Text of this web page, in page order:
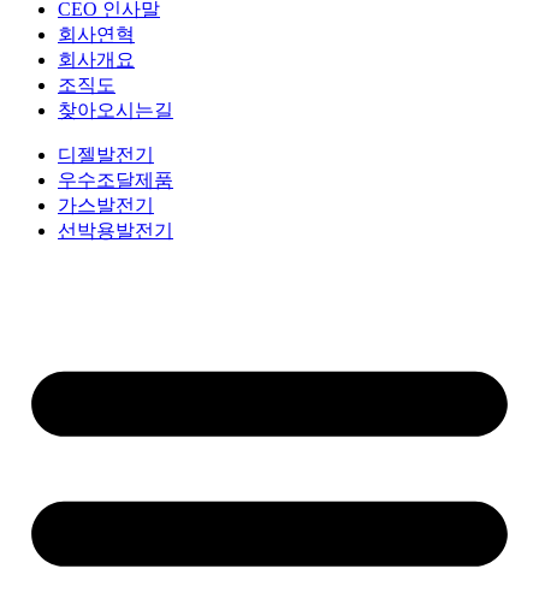
CEO 인사말
회사연혁
회사개요
조직도
찾아오시는길
디젤발전기
우수조달제품
가스발전기
선박용발전기